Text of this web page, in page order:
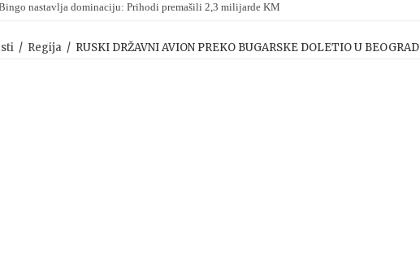
nastavlja dominaciju: Prihodi premašili 2,3 milijarde KM
Orban upravo priznao poraz na parlamentarnim izborima u Mađarskoj
/ Regija / RUSKI DRŽAVNI AVION PREKO BUGARSKE DOLETIO U BEOGRAD